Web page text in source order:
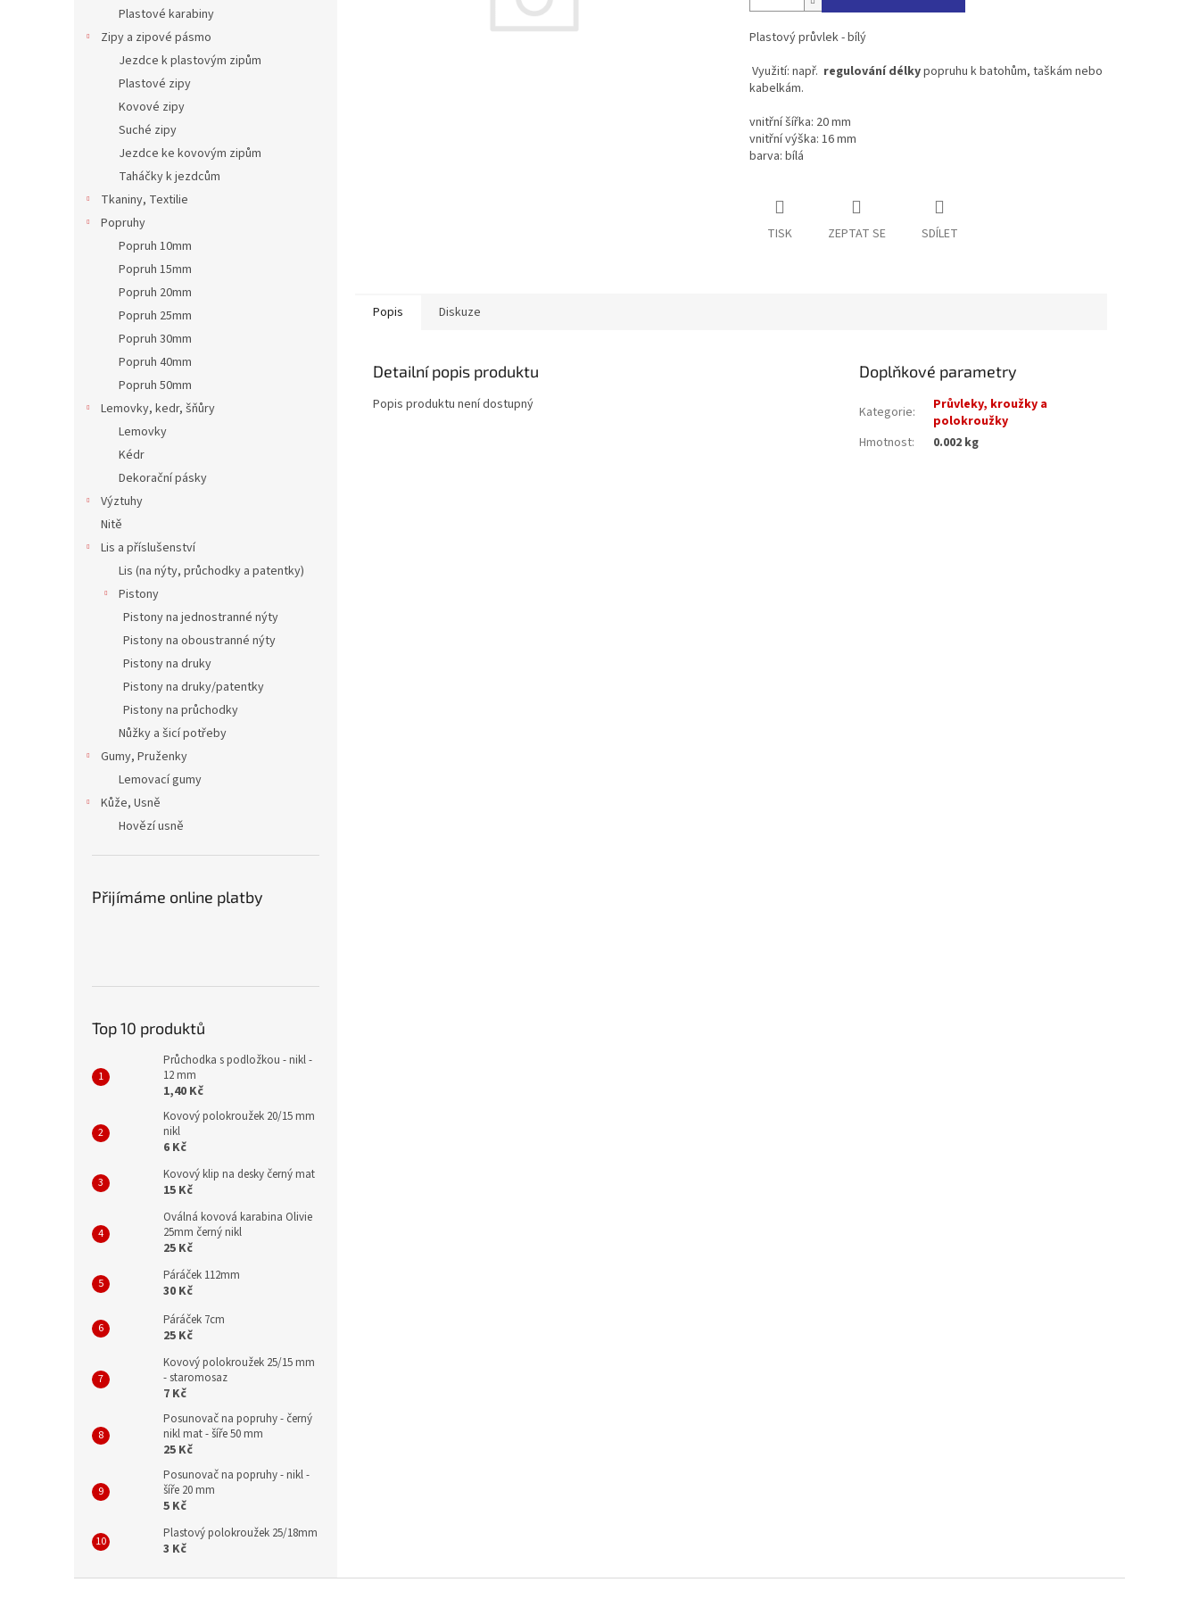
Plastové karabiny
Zipy a zipové pásmo
Jezdce k plastovým zipům
Plastové zipy
Kovové zipy
Suché zipy
Jezdce ke kovovým zipům
Taháčky k jezdcům
Tkaniny, Textilie
Popruhy
Popruh 10mm
Popruh 15mm
Popruh 20mm
Popruh 25mm
Popruh 30mm
Popruh 40mm
Popruh 50mm
Lemovky, kedr, šňůry
Lemovky
Kédr
Dekorační pásky
Výztuhy
Nitě
Lis a příslušenství
Lis (na nýty, průchodky a patentky)
Pistony
Pistony na jednostranné nýty
Pistony na oboustranné nýty
Pistony na druky
Pistony na druky/patentky
Pistony na průchodky
Nůžky a šicí potřeby
Gumy, Pruženky
Lemovací gumy
Kůže, Usně
Hovězí usně
Přijímáme online platby
Top 10 produktů
Průchodka s podložkou - nikl -
12 mm
1,40 Kč
Kovový polokroužek 20/15 mm
nikl
6 Kč
Kovový klip na desky černý mat
15 Kč
Oválná kovová karabina Olivie
25mm černý nikl
25 Kč
Páráček 112mm
30 Kč
Páráček 7cm
25 Kč
Kovový polokroužek 25/15 mm
- staromosaz
7 Kč
Posunovač na popruhy - černý
nikl mat - šíře 50 mm
25 Kč
Posunovač na popruhy - nikl -
šíře 20 mm
5 Kč
Plastový polokroužek 25/18mm
3 Kč
Plastový průvlek - bílý
Využití: např. regulování délkypopruhu k batohům, taškám nebo
kabelkám.
vnitřní šířka: 20 mm
vnitřní výška: 16 mm
barva: bílá
TISK ZEPTAT SE SDÍLET
Popis Diskuze
Detailní popis produktu
Popis produktu není dostupný
Doplňkové parametry
Kategorie:
Průvleky, kroužky a
polokroužky
Hmotnost: 0.002 kg